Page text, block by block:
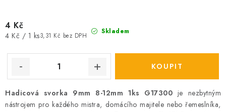
Skladem
3,31 Kč bez DPH
4 Kč
Měrná
4 Kč / 1 ks
Hadicová svorka 9mm 8-12mm 1ks G17300 je nezbytným
nástrojem pro každého mistra, domácího majitele nebo řemeslníka,